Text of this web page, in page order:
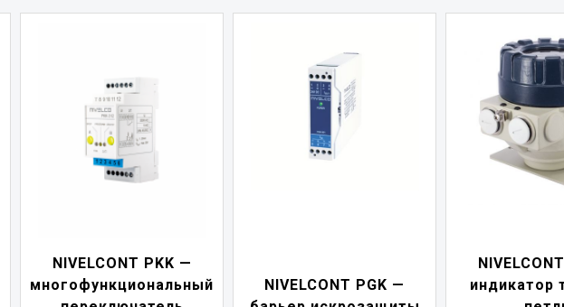
NIVELCONT PKK —
многофункциональный
NIVELCONT PGK —
индикатор